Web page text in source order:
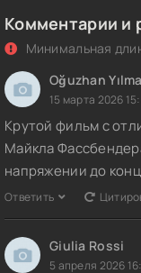
Комментарии и
Минимальная
Oğuzhan
15 марта 2026
Крутой фильм с
Майкла
напряжении до
Ответить
Giulia Rossi
5 апреля 2026